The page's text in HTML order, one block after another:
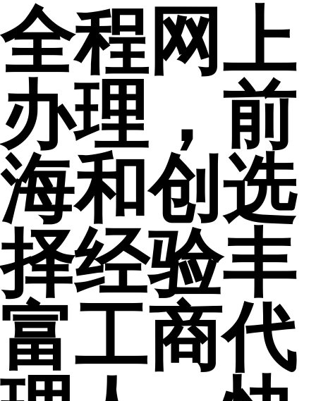
全程网上
办理，前
海和创选
择经验丰
富工商代